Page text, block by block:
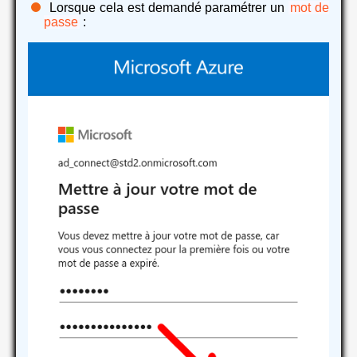
Lorsque cela est demandé paramétrer un mot de
passe :